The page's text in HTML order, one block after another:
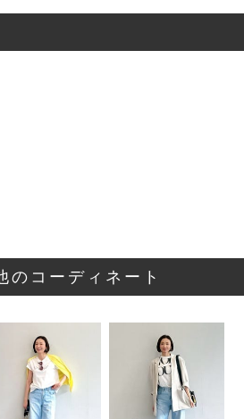
のコーディネート